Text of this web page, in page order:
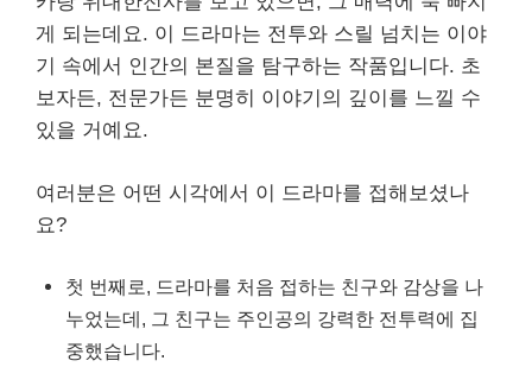
게 되는데요. 이 드라마는 전투와 스릴 넘치는 이야
기 속에서 인간의 본질을 탐구하는 작품입니다. 초
보자든, 전문가든 분명히 이야기의 깊이를 느낄 수
있을 거예요.
여러분은 어떤 시각에서 이 드라마를 접해보셨나
요?
첫 번째로, 드라마를 처음 접하는 친구와 감상을 나
누었는데, 그 친구는 주인공의 강력한 전투력에 집
중했습니다.